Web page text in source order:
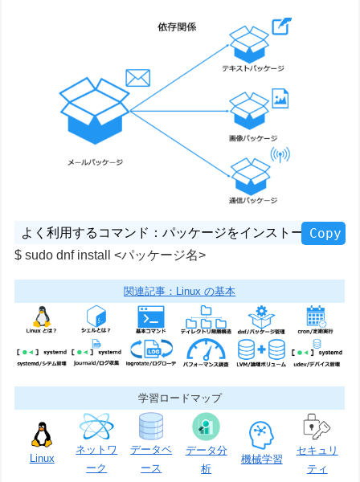
Copy
sudo dnf install <パッケージ名>
関連記事：Linux の基本
学習ロードマップ
Linux
ネットワ
ーク
データベ
ース
データ分
析
機械学習
セキュリ
ティ